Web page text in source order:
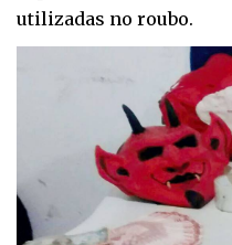
utilizadas no roubo.